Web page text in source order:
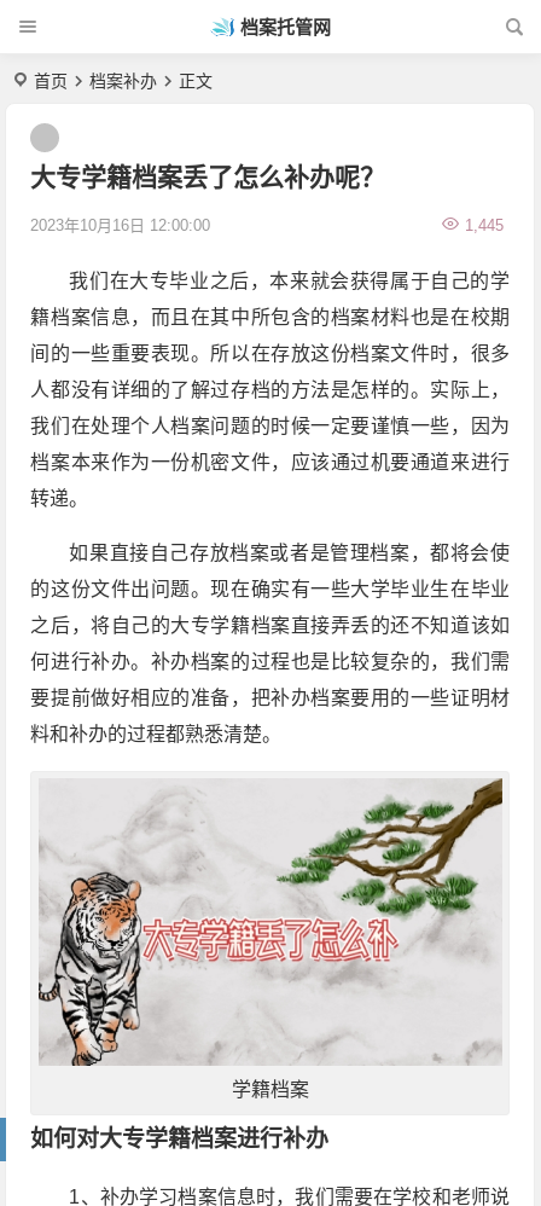
档案托管网
首页 档案补办 正文
大专学籍档案丢了怎么补办呢？
2023年10月16日 12:00:00 1,445
我们在大专毕业之后，本来就会获得属于自己的学
籍档案信息，而且在其中所包含的档案材料也是在校期
间的一些重要表现。所以在存放这份档案文件时，很多
人都没有详细的了解过存档的方法是怎样的。实际上，
我们在处理个人档案问题的时候一定要谨慎一些，因为
档案本来作为一份机密文件，应该通过机要通道来进行
转递。
如果直接自己存放档案或者是管理档案，都将会使
的这份文件出问题。现在确实有一些大学毕业生在毕业
之后，将自己的大专学籍档案直接弄丢的还不知道该如
何进行补办。补办档案的过程也是比较复杂的，我们需
要提前做好相应的准备，把补办档案要用的一些证明材
料和补办的过程都熟悉清楚。
学籍档案
如何对大专学籍档案进行补办
1、补办学习档案信息时，我们需要在学校和老师说